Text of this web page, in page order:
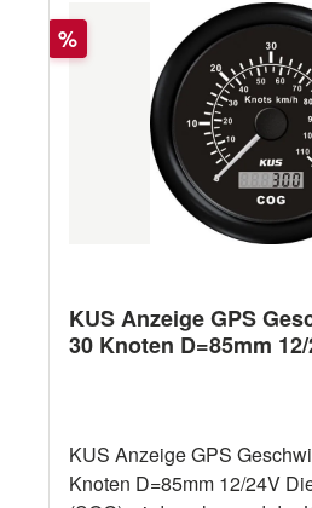
Rabatt
%
KUS Anzeige GPS
30 Knoten D=85mm
KUS Anzeige GPS
Knoten D=85mm 12/24V